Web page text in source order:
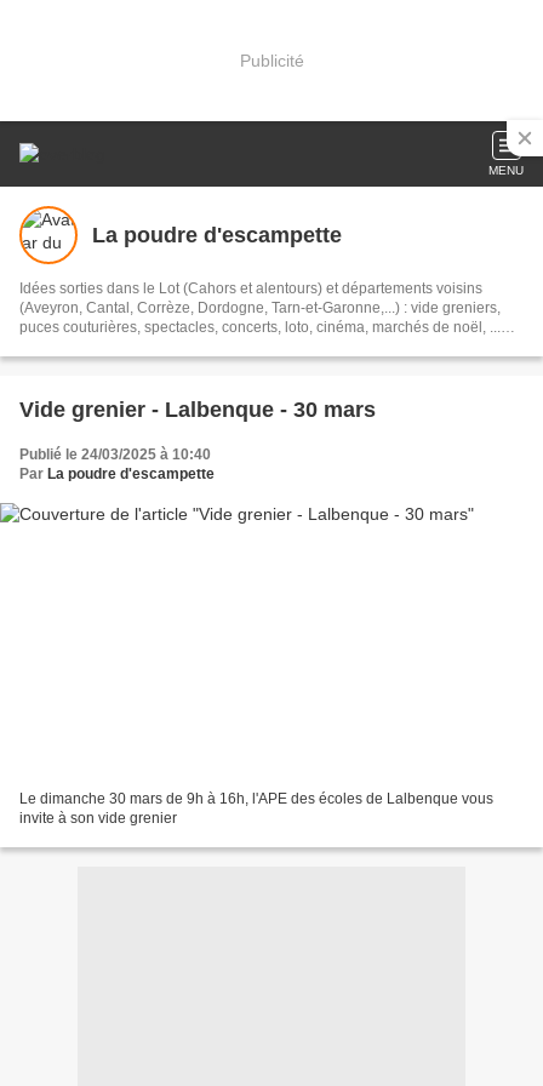
Publicité
MENU
La poudre d'escampette
Idées sorties dans le Lot (Cahors et alentours) et départements voisins
(Aveyron, Cantal, Corrèze, Dordogne, Tarn-et-Garonne,...) : vide greniers,
puces couturières, spectacles, concerts, loto, cinéma, marchés de noël, ...
Vide grenier - Lalbenque - 30 mars
Publié le 24/03/2025 à 10:40
Par La poudre d'escampette
Le dimanche 30 mars de 9h à 16h, l'APE des écoles de Lalbenque vous
invite à son vide grenier